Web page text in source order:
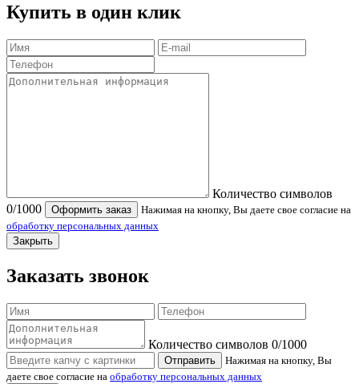
Купить в один клик
Количество символов
0/1000 Оформить заказ
Нажимая на кнопку, Вы даете свое согласие на
обработку персональных данных
Закрыть
Заказать звонок
Количество символов 0/1000
Отправить
Нажимая на кнопку, Вы
даете свое согласие на обработку персональных данных